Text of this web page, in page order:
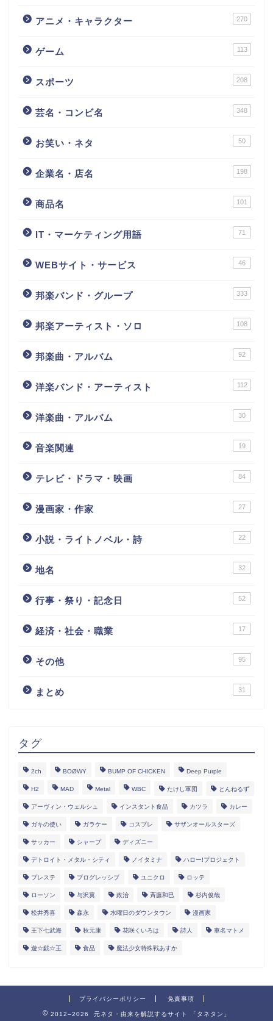
アニメ・キャラクター 270
ゲーム 113
スポーツ 208
芸名・コンビ名 348
お笑い・ネタ 50
企業名・店名 198
商品名 101
IT・マーケティング用語 71
WEBサイト・サービス 46
邦楽バンド・グループ 333
邦楽アーティスト・ソロ 108
邦楽曲・アルバム 92
洋楽バンド・アーティスト 112
洋楽曲・アルバム 30
音楽関連 19
テレビ・ドラマ・映画 84
漫画家・作家 27
小説・ライトノベル・詩 22
地名 32
行事・祭り・記念日 52
経済・社会・職業 17
その他 95
まとめ 31
タグ
2ch BOØWY BUMP OF CHICKEN Deep Purple
H2 MAD Metal WBC たけし軍団 とんねるず
アーヴィン・ウェルシュ インスタント食品 カツラ カレー
ガキの使い ガラケー コスプレ サザンオールスターズ
サッカー シャープ ディズニー
デトロイト・メタル・シティ ノイタミナ ハロー!プロジェクト
プレステ プログレッシブ ユニクロ ロッテ
ローソン 与沢翼 政治 斉藤和巳 杉内俊哉
松井秀喜 森永 水曜日のダウンタウン 漫画家
王下七武海 秋元康 花咲くいろは 詩人 車名マトメ
遊☆戯☆王 食品 魔法少女特殊戦あすか
プライバシーポリシー 免責事項
2012–2026 元ネタ・由来を解説するサイト 「タネタン」